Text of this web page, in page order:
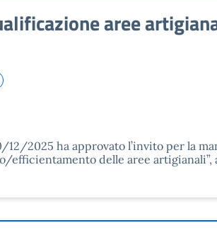
aree
2025 ha approvato l’invito per la
delle aree artigianali”,